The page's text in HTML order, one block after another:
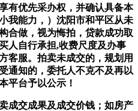
有优先采办权，并确认具备本
我能力，）沈阳市和平区从未
合做，视为悔拍，贷款成功取
人自行承担,收费尺度及办事
客服。拍卖未成交的，规划用
通知的，委托人不克不及再以
平台予以公示！
交成果及成交价钱；如房产